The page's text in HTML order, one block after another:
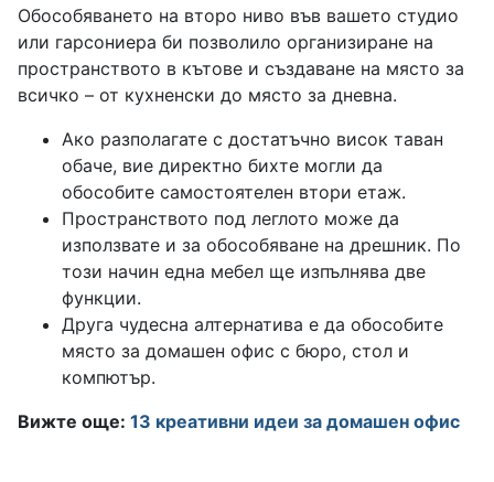
Обособяването на второ ниво във вашето студио
или гарсониера би позволило организиране на
пространството в кътове и създаване на място за
всичко – от кухненски до място за дневна.
Ако разполагате с достатъчно висок таван
обаче, вие директно бихте могли да
обособите самостоятелен втори етаж.
Пространството под леглото може да
използвате и за обособяване на дрешник. По
този начин една мебел ще изпълнява две
функции.
Друга чудесна алтернатива е да обособите
място за домашен офис с бюро, стол и
компютър.
Вижте още: 13 креативни идеи за домашен офис